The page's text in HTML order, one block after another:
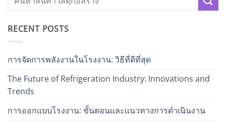
RECENT POSTS
การจัดการพลังงานในโรงงาน: วิธีที่ดีที่สุด
The Future of Refrigeration Industry: Innovations and
Trends
การออกแบบโรงงาน: ขั้นตอนและแนวทางการดำเนินงาน